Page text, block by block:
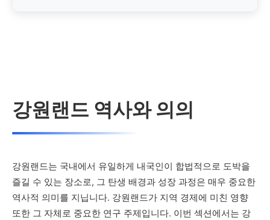
강원랜드 역사와 의의
강원랜드는 국내에서 유일하게 내국인이 합법적으로 도박을
즐길 수 있는 장소로, 그 탄생 배경과 성장 과정은 매우 중요한
역사적 의미를 지닙니다. 강원랜드가 지역 경제에 미친 영향
또한 그 자체로 중요한 연구 주제입니다. 이번 섹션에서는 강